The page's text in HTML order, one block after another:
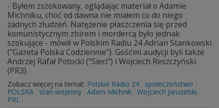
- Byłem zszokowany, oglądając materiał o Adamie
Michniku, choć od dawna nie miałem co do niego
żadnych złudzeń. Natężenie płaszczenia się przed
komunistycznym zbirem i mordercą było jednak
szokujące - mówił w Polskim Radiu 24 Adrian Stankowski
("Gazeta Polska Codziennie"). Gośćmi audycji byli także
Andrzej Rafał Potocki ("Sieci") i Wojciech Reszczyński
(PR3).
Zobacz więcej na temat: Polskie Radio 24
społeczeństwo
POLSKA
stan wojenny Adam Michnik Wojciech Jaruzelski
PRL